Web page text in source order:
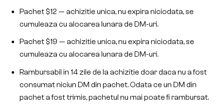
Pachet $12 — achizitie unica, nu expira niciodata, se
cumuleaza cu alocarea lunara de DM-uri.
Pachet $19 — achizitie unica, nu expira niciodata, se
cumuleaza cu alocarea lunara de DM-uri.
Rambursabil in 14 zile de la achizitie doar daca nu a fost
consumat niciun DM din pachet. Odata ce un DM din
pachet a fost trimis, pachetul nu mai poate fi rambursat.